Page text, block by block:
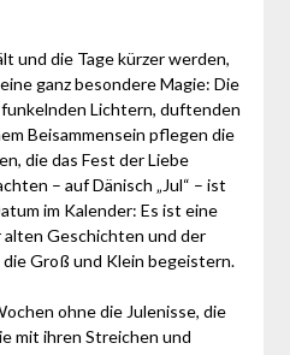
und die Tage kürzer werden,
ganz besondere Magie: Die
Lichtern, duftenden
Beisammensein pflegen die
die das Fest der Liebe
– auf Dänisch „Jul“ – ist
im Kalender: Es ist eine
Geschichten und der
Groß und Klein begeistern.
ohne die Julenisse, die
mit ihren Streichen und